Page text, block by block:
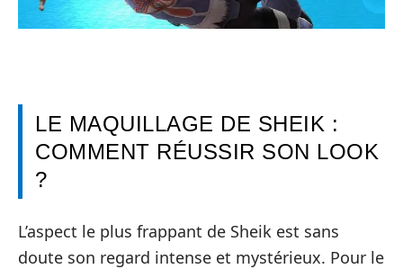
LE MAQUILLAGE DE SHEIK :
COMMENT RÉUSSIR SON LOOK
?
L’aspect le plus frappant de Sheik est sans
doute son regard intense et mystérieux. Pour le